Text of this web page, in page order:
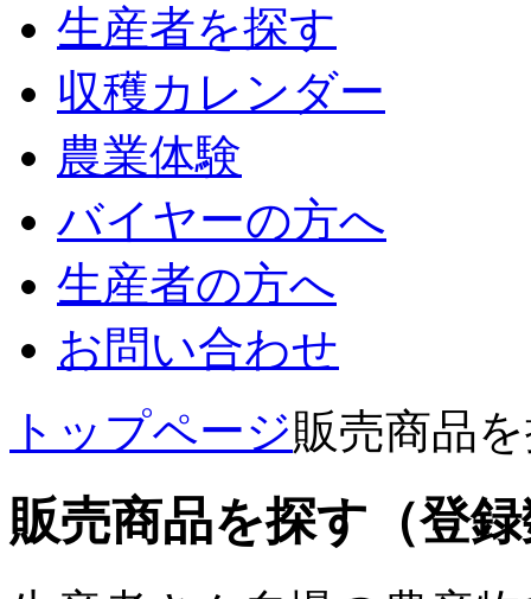
生産者を探す
収穫カレンダー
農業体験
バイヤーの方へ
生産者の方へ
お問い合わせ
トップページ販売商品
販売商品を探す（登